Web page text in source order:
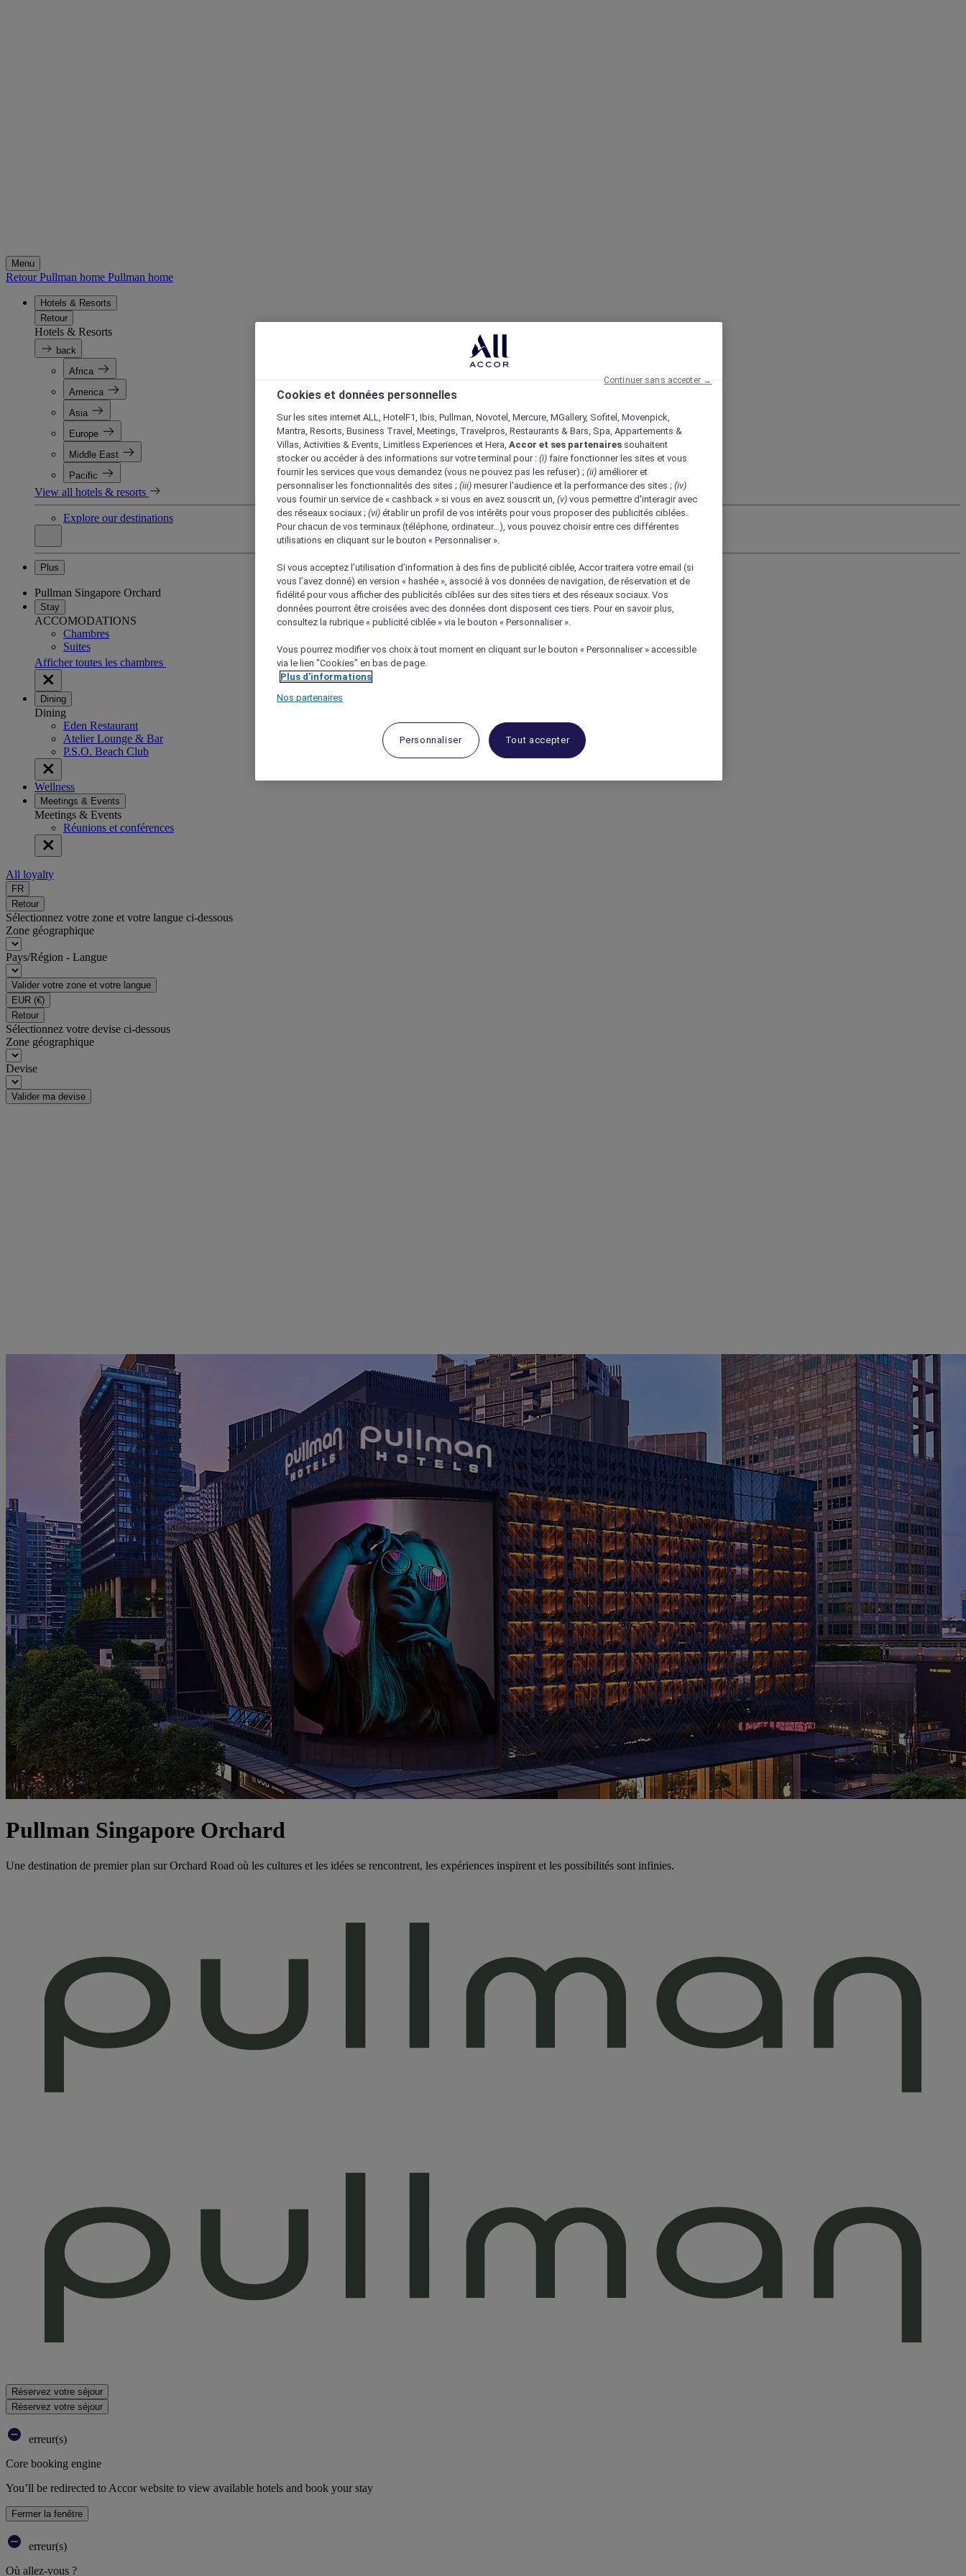
Menu
Retour Pullman home Pullman home
Hotels & Resorts
Retour
Hotels & Resorts
back
Africa
America
Asia
Europe
Middle East
Pacific
View all hotels & resorts
Explore our destinations
Plus
Pullman Singapore Orchard
Stay
ACCOMODATIONS
Chambres
Suites
Afficher toutes les chambres
Dining
Dining
Eden Restaurant
Atelier Lounge & Bar
P.S.O. Beach Club
Wellness
Meetings & Events
Meetings & Events
Réunions et conférences
All loyalty
FR
Retour
Sélectionnez votre zone et votre langue ci-dessous
Zone géographique
Pays/Région - Langue
Valider votre zone et votre langue
EUR (€)
Retour
Sélectionnez votre devise ci-dessous
Zone géographique
Devise
Valider ma devise
Pullman Singapore Orchard
Une destination de premier plan sur Orchard Road où les cultures et les idées se rencontrent, les expériences inspirent et les possibilités sont infinies.
Réservez votre séjour
Réservez votre séjour
erreur(s)
Core booking engine
You’ll be redirected to Accor website to view available hotels and book your stay
Fermer la fenêtre
erreur(s)
Où allez-vous ?
Cookies et données personnelles
Sur les sites internet ALL, HotelF1, Ibis, Pullman, Novotel, Mercure, MGallery, Sofitel, Movenpick,
Mantra, Resorts, Business Travel, Meetings, Travelpros, Restaurants & Bars, Spa, Appartements &
Villas, Activities & Events, Limitless Experiences et Hera, Accor et ses partenaires souhaitent
stocker ou accéder à des informations sur votre terminal pour : (i) faire fonctionner les sites et vous
fournir les services que vous demandez (vous ne pouvez pas les refuser) ; (ii) améliorer et
personnaliser les fonctionnalités des sites ; (iii) mesurer l'audience et la performance des sites ; (iv)
vous fournir un service de « cashback » si vous en avez souscrit un, (v) vous permettre d'interagir avec
des réseaux sociaux ; (vi) établir un profil de vos intérêts pour vous proposer des publicités ciblées.
Pour chacun de vos terminaux (téléphone, ordinateur…), vous pouvez choisir entre ces différentes
utilisations en cliquant sur le bouton « Personnaliser ».
Si vous acceptez l’utilisation d’information à des fins de publicité ciblée, Accor traitera votre email (si
vous l’avez donné) en version « hashée », associé à vos données de navigation, de réservation et de
fidélité pour vous afficher des publicités ciblées sur des sites tiers et des réseaux sociaux. Vos
données pourront être croisées avec des données dont disposent ces tiers. Pour en savoir plus,
consultez la rubrique « publicité ciblée » via le bouton « Personnaliser ».
Vous pourrez modifier vos choix à tout moment en cliquant sur le bouton « Personnaliser » accessible
via le lien "Cookies" en bas de page.
Plus d'informations
Nos partenaires
Personnaliser Tout accepter
Continuer sans accepter →